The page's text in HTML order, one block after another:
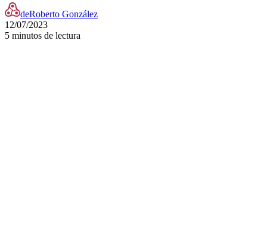
deRoberto González
12/07/2023
5 minutos de lectura